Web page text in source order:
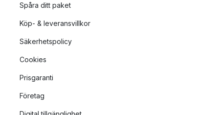
Spåra ditt paket
Köp- & leveransvillkor
Säkerhetspolicy
Cookies
Prisgaranti
Företag